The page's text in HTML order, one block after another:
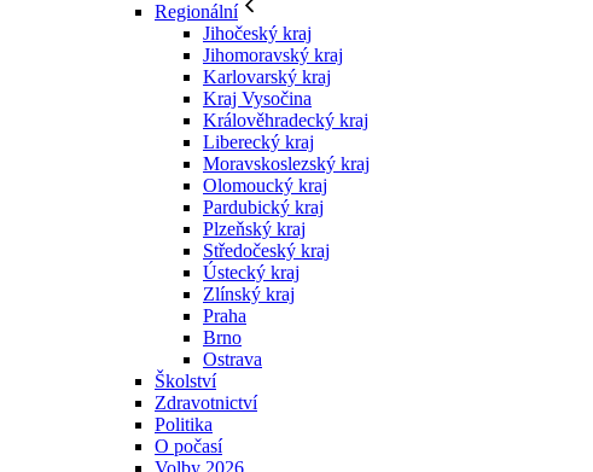
Regionální
Jihočeský kraj
Jihomoravský kraj
Karlovarský kraj
Kraj Vysočina
Králověhradecký kraj
Liberecký kraj
Moravskoslezský kraj
Olomoucký kraj
Pardubický kraj
Plzeňský kraj
Středočeský kraj
Ústecký kraj
Zlínský kraj
Praha
Brno
Ostrava
Školství
Zdravotnictví
Politika
O počasí
Volby 2026